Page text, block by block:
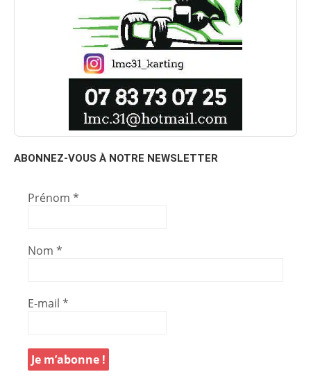
ABONNEZ-VOUS À NOTRE NEWSLETTER
Prénom *
Nom *
E-mail *